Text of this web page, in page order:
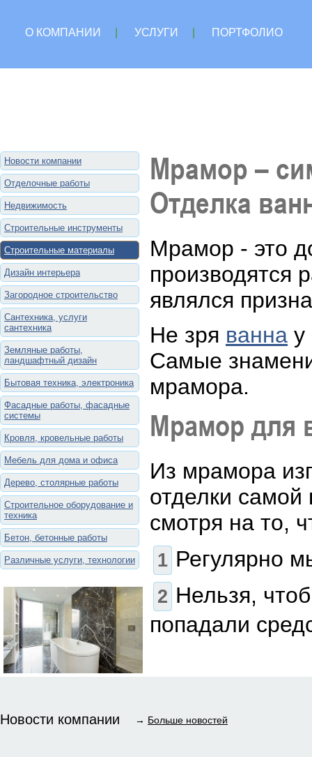
О КОМПАНИИ УСЛУГИ
ПОРТФОЛИО
Новости компании
Отделочные работы
Недвижимость
Строительные инструменты
Строительные материалы
Дизайн интерьера
Загородное строительство
Сантехника, услуги
сантехника
Земляные работы,
ландшафтный дизайн
Бытовая техника, электроника
Фасадные работы, фасадные
системы
Кровля, кровельные работы
Мебель для дома и офиса
Дерево, столярные работы
Строительное оборудование и
техника
Бетон, бетонные работы
Различные услуги, технологии
Мрамор –
Отделка
Мрамор - это
производятся
являлся
Не зря ванна у
Самые
мрамора.
Мрамор для
Из мрамора
отделки
смотря на то,
Регулярно
Нельзя,
попадали
Новости компании → Больше новостей